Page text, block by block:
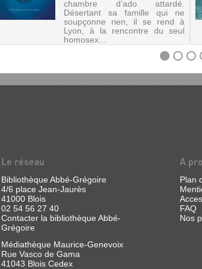
chambre d’ado attardé.
Désertant sa famille qui ne
soupçonne rien, il se rend à
Lyon, à la rencontre du seul
homosex...
numérique
Lheureux,
Christelle,
2017
Une
petite
station
hors
saison.
Thomas
Le réseau
Bibliothèque Abbé-Grégoire
4/6 place Jean-Jaurès
41000 Blois
02 54 56 27 40
Contacter la bibliothèque Abbé-
Grégoire
Médiathèque Maurice-Genevoix
Rue Vasco de Gama
41043 Blois Cedex
A
Plan
FAQ
Nos